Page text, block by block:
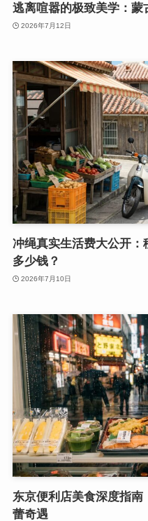
逃离喧嚣的极致美学：
2026年7月12日
冲绳真实生活费大公开
多少钱？
2026年7月10日
东京便利店美食深度指
蕾奇遇